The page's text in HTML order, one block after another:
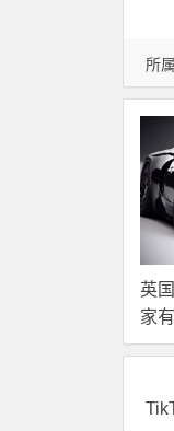
所
英
家
有